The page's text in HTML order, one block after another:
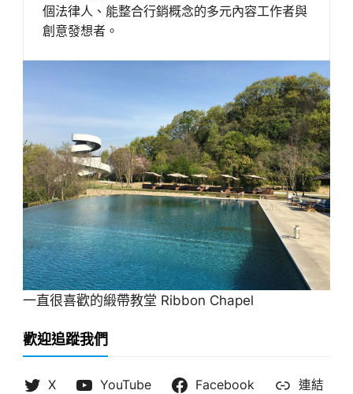
個法律人、能整合行銷概念的多元內容工作者與
創意發想者。
一直很喜歡的緞帶教堂 Ribbon Chapel
歡迎追蹤我們
X YouTube Facebook
連結